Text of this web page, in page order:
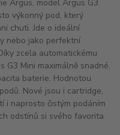
Argus, model Argus G3
výkonný pod, který
chuti. Jde o ideální
nebo jako perfektní
zcela automatickému
G3 Mini maximálně snadné.
baterie. Hodnotou
Nové jsou i cartridge,
i naprosto čistým podáním
odstínů si svého favorita